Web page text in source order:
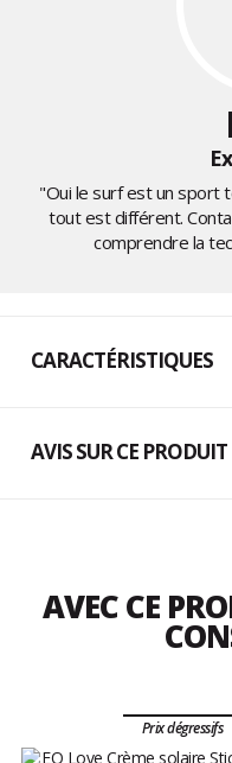
"Oui le surf est un sport
tout est différent.
comprendre la
CARACTÉRISTIQUES
AVIS SUR CE PRODUIT
AVEC CE
Prix dégressifs